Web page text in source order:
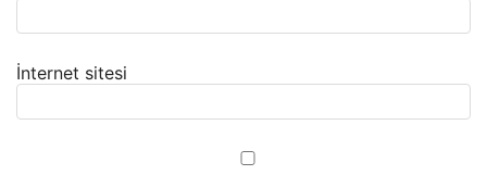
İnternet sitesi